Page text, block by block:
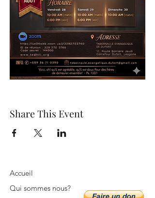
Share This Event
Accueil
Qui sommes nous?